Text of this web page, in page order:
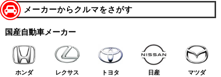
メーカーからクルマをさがす
国産自動車メーカー
ホンダ レクサス トヨタ 日産 マツダ